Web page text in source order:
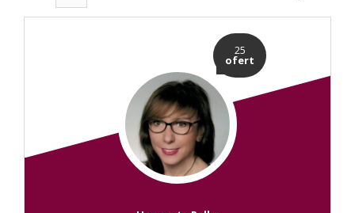
25
ofert